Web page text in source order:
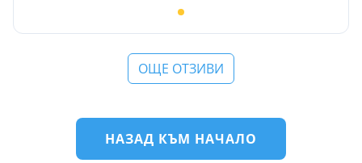
ОЩЕ ОТЗИВИ
НАЗАД КЪМ НАЧАЛО